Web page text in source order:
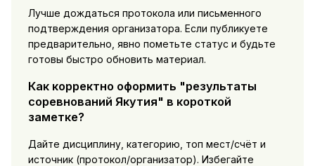
Лучше дождаться протокола или письменного
подтверждения организатора. Если публикуете
предварительно, явно пометьте статус и будьте
готовы быстро обновить материал.
Как корректно оформить "результаты
соревнований Якутия" в короткой
заметке?
Дайте дисциплину, категорию, топ мест/счёт и
источник (протокол/организатор). Избегайте